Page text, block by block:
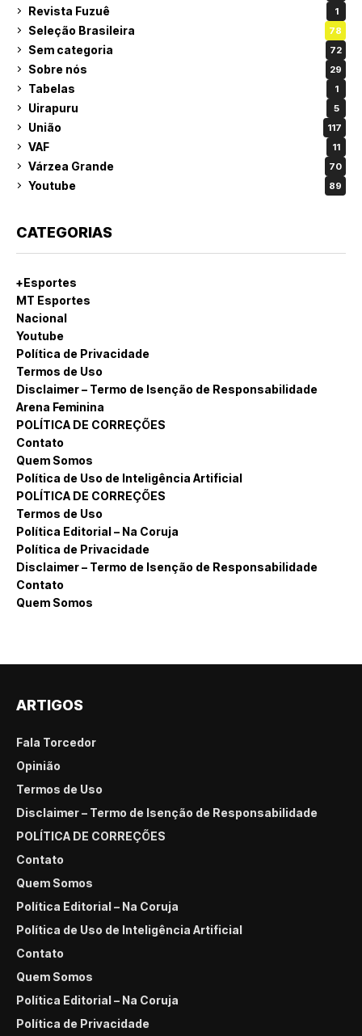
Revista Fuzuê 1
Seleção Brasileira 78
Sem categoria 72
Sobre nós 29
Tabelas 1
Uirapuru 5
União 117
VAF 11
Várzea Grande 70
Youtube 89
CATEGORIAS
+Esportes
MT Esportes
Nacional
Youtube
Política de Privacidade
Termos de Uso
Disclaimer – Termo de Isenção de Responsabilidade
Arena Feminina
POLÍTICA DE CORREÇÕES
Contato
Quem Somos
Política de Uso de Inteligência Artificial
POLÍTICA DE CORREÇÕES
Termos de Uso
Política Editorial – Na Coruja
Política de Privacidade
Disclaimer – Termo de Isenção de Responsabilidade
Contato
Quem Somos
ARTIGOS
Fala Torcedor
Opinião
Termos de Uso
Disclaimer – Termo de Isenção de Responsabilidade
POLÍTICA DE CORREÇÕES
Contato
Quem Somos
Política Editorial – Na Coruja
Política de Uso de Inteligência Artificial
Contato
Quem Somos
Política Editorial – Na Coruja
Política de Privacidade